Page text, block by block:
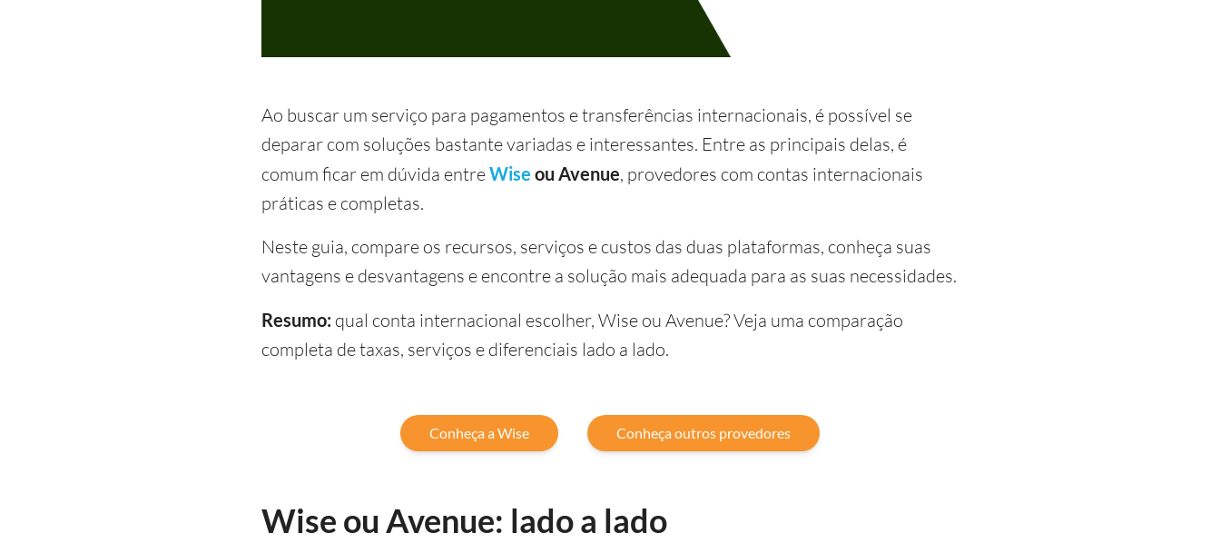
Ao buscar um serviço para pagamentos e transferências internacionais, é possível se
deparar com soluções bastante variadas e interessantes. Entre as principais delas, é
comum ficar em dúvida entreWise ou Avenue, provedores com contas internacionais
práticas e completas.
Neste guia, compare os recursos, serviços e custos das duas plataformas, conheça suas
vantagens e desvantagens e encontre a solução mais adequada para as suas necessidades.
Resumo: qual conta internacional escolher, Wise ou Avenue? Veja uma comparação
completa de taxas, serviços e diferenciais lado a lado.
Conheça a Wise Conheça outros provedores
Wise ou Avenue: lado a lado